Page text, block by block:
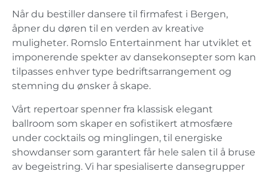
Når du bestiller dansere til firmafest i Bergen,
åpner du døren til en verden av kreative
muligheter. Romslo Entertainment har utviklet et
imponerende spekter av dansekonsepter som kan
tilpasses enhver type bedriftsarrangement og
stemning du ønsker å skape.
Vårt repertoar spenner fra klassisk elegant
ballroom som skaper en sofistikert atmosfære
under cocktails og minglingen, til energiske
showdanser som garantert får hele salen til å bruse
av begeistring. Vi har spesialiserte dansegrupper